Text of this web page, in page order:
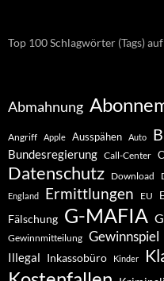
Top 100 Schlagwörter (Tags)
Abmahnung
Angriff Apple Ausspähen Auto
Bundesregierung Call-Center
Datenschutz Download
England Ermittlungen EU
Fälschung G-MAFIA
Gewinnmitteilung Gewinnspiel
Illegal Inkassobüro Kinder